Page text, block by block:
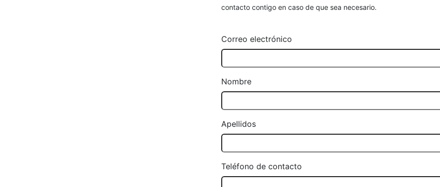
contacto contigo en caso de que sea necesario.
Correo electrónico
Nombre
Apellidos
Teléfono de contacto